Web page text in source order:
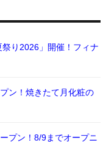
り2026」開催！フィナ
ン！焼きたて月化粧の
プン！8/9までオープニ